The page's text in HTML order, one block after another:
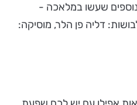
שעשו במלאכה -
דליה פן הלר, מוסיקה: